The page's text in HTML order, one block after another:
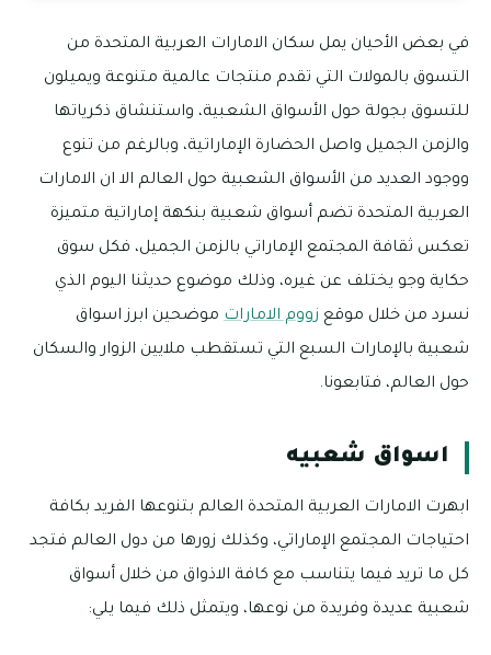
في بعض الأحيان يمل سكان الامارات العربية المتحدة من
التسوق بالمولات التي تقدم منتجات عالمية متنوعة ويميلون
للتسوق بجولة حول الأسواق الشعبية، واستنشاق ذكرياتها
والزمن الجميل واصل الحضارة الإماراتية، وبالرغم من تنوع
ووجود العديد من الأسواق الشعبية حول العالم الا ان الامارات
العربية المتحدة تضم أسواق شعبية بنكهة إماراتية متميزة
تعكس ثقافة المجتمع الإماراتي بالزمن الجميل، فكل سوق
حكاية وجو يختلف عن غيره، وذلك موضوع حديثنا اليوم الذي
نسرد من خلال موقع زووم الامارات موضحين ابرز اسواق
شعبية بالإمارات السبع التي تستقطب ملايين الزوار والسكان
حول العالم، فتابعونا.
اسواق شعبيه
ابهرت الامارات العربية المتحدة العالم بتنوعها الفريد بكافة
احتياجات المجتمع الإماراتي، وكذلك زورها من دول العالم فتجد
كل ما تريد فيما يتناسب مع كافة الاذواق من خلال أسواق
شعبية عديدة وفريدة من نوعها، ويتمثل ذلك فيما يلي: